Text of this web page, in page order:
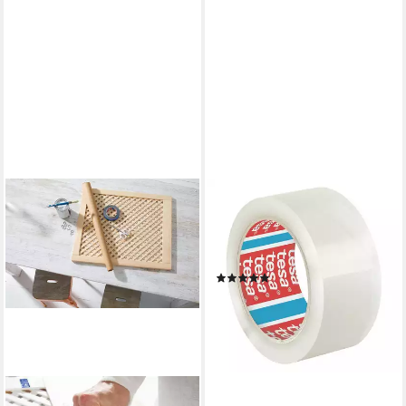
Klebeband 4195 50 mm / 66
m, Packband, UV-, alterungs-
und temperaturbeständig
(4)
5,39 €
(1,63 €/ 1 qm)
lieferbar - in 2-3 Werktagen bei dir